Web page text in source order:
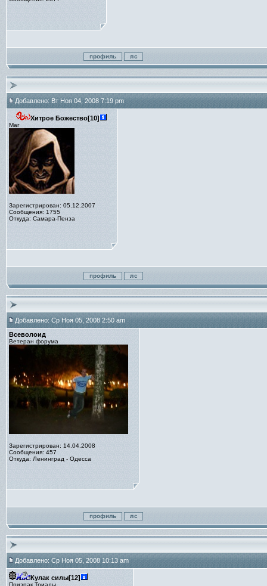
Добавлено: Вт Ноя 04, 2008 7:19 pm
Хитрое Божество[10]
Маг
Зарегистрирован: 05.12.2007
Сообщения: 1755
Откуда: Самара-Пенза
Добавлено: Ср Ноя 05, 2008 2:50 am
Всеволоид
Ветеран форума
Зарегистрирован: 14.04.2008
Сообщения: 457
Откуда: Ленинград - Одесса
Добавлено: Ср Ноя 05, 2008 10:13 am
Кулак силы[12]
Призрак Триады